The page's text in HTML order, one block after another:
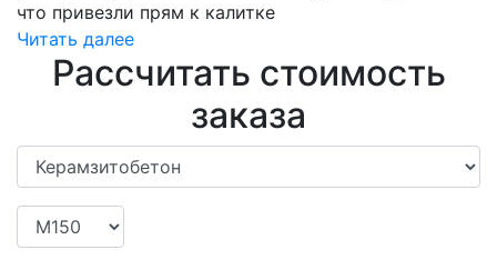
что привезли прям к калитке
Читать далее
Рассчитать стоимость
заказа